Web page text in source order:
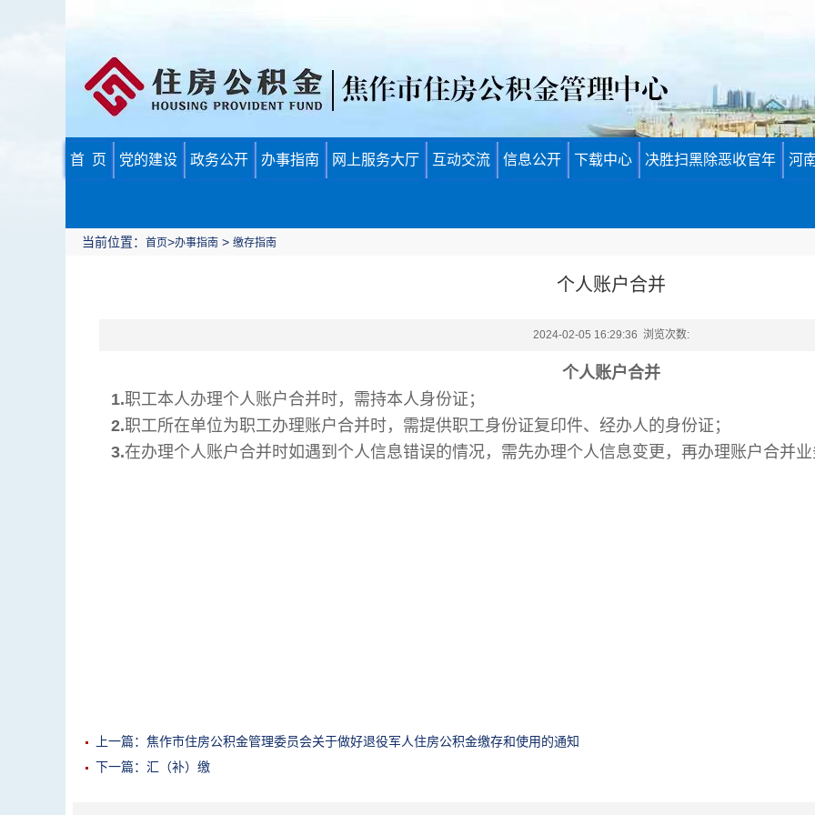
首 页 党的建设 政务公开 办事指南 网上服务大厅 互动交流 信息公开 下载中心 决胜扫黑除恶收官年 河
当前位置： 首页>办事指南 > 缴存指南
个人账户合并
2024-02-05 16:29:36 浏览次数:
个人账户合并
1.职工本人办理个人账户合并时，需持本人身份证；
2.职工所在单位为职工办理账户合并时，需提供职工身份证复印件、经办人的身份证；
3.在办理个人账户合并时如遇到个人信息错误的情况，需先办理个人信息变更，再办理账户合并
上一篇：焦作市住房公积金管理委员会关于做好退役军人住房公积金缴存和使用的通知
下一篇：汇（补）缴